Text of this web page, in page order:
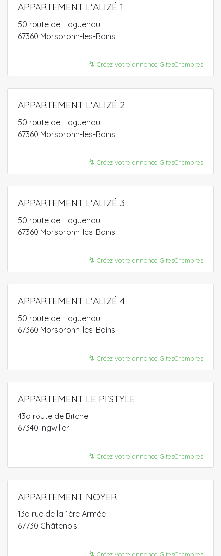
APPARTEMENT L'ALIZÉ 1
50 route de Haguenau
67360 Morsbronn-les-Bains
↯ Créez votre annonce GitesChambres
APPARTEMENT L'ALIZÉ 2
50 route de Haguenau
67360 Morsbronn-les-Bains
↯ Créez votre annonce GitesChambres
APPARTEMENT L'ALIZÉ 3
50 route de Haguenau
67360 Morsbronn-les-Bains
↯ Créez votre annonce GitesChambres
APPARTEMENT L'ALIZÉ 4
50 route de Haguenau
67360 Morsbronn-les-Bains
↯ Créez votre annonce GitesChambres
APPARTEMENT LE PI'STYLE
43a route de Bitche
67340 Ingwiller
↯ Créez votre annonce GitesChambres
APPARTEMENT NOYER
13a rue de la 1ère Armée
67730 Châtenois
↯ Créez votre annonce GitesChambres